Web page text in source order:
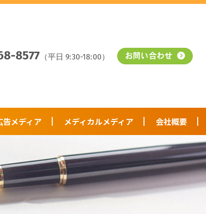
8577 （平日 9:30-18:00） お問い合わせ
告メディア メディカルメディア 会社概要